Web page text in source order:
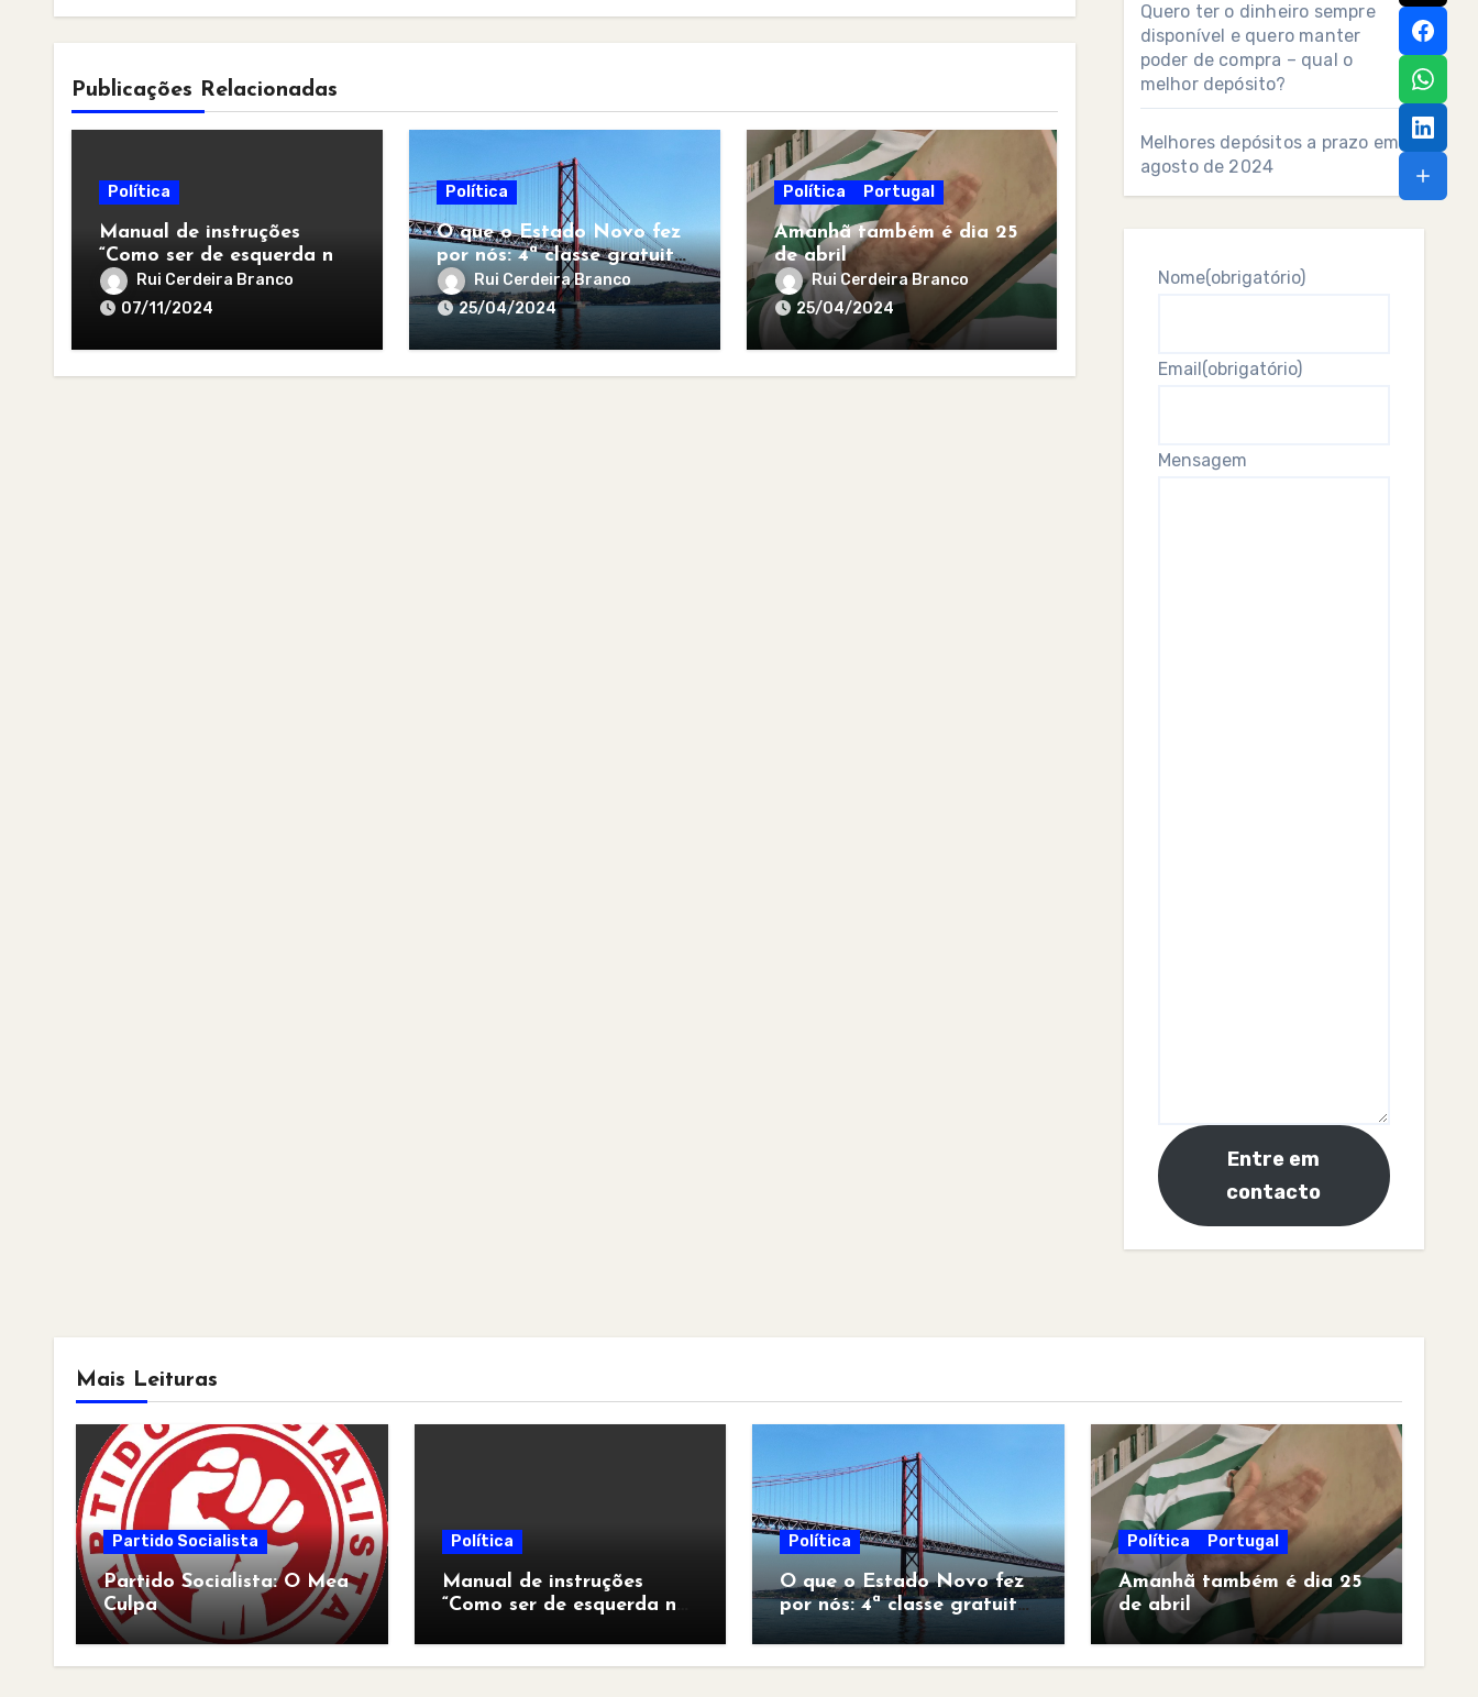
Publicações Relacionadas
Política
Manual de instruções
“Como ser de esquerda no
pós-apocalipse”
Rui Cerdeira Branco
07/11/2024
Política
O que o Estado Novo fez
por nós: 4ª classe gratuita
para todos
Rui Cerdeira Branco
25/04/2024
Política Portugal
Amanhã também é dia 25
de abril
Rui Cerdeira Branco
25/04/2024
Quero ter o dinheiro sempre
disponível e quero manter
poder de compra – qual o
melhor depósito?
Melhores depósitos a prazo em
agosto de 2024
Nome(obrigatório)
Email(obrigatório)
Mensagem
Entre em
contacto
Mais Leituras
Partido Socialista
Partido Socialista: O Mea
Culpa
Política
Manual de instruções
“Como ser de esquerda no
Política
O que o Estado Novo fez
por nós: 4ª classe gratuita
para todos
Política Portugal
Amanhã também é dia 25
de abril